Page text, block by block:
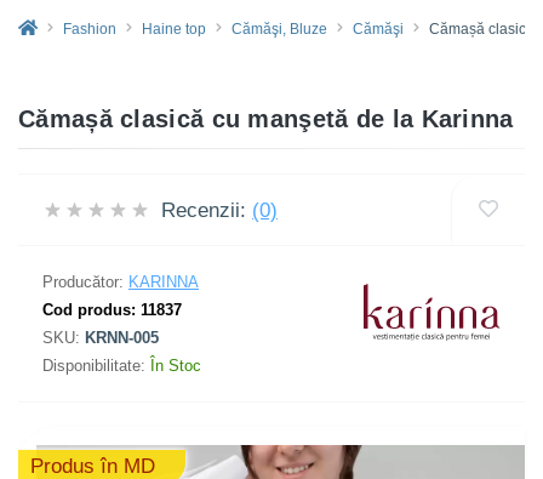
Fashion Haine top Cămăşi, Bluze Cămăşi Cămașă clasică
Cămașă clasică cu manşetă de la Karinna
Recenzii: (0)
Producător: KARINNA
Cod produs: 11837
SKU: KRNN-005
Disponibilitate: În Stoc
Produs în MD